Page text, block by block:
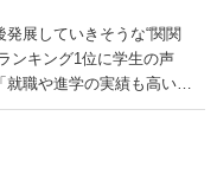
展していきそうな“関関
ンキング1位に学生の声
就職や進学の実績も高い」